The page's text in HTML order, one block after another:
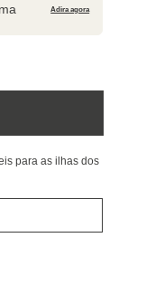
Adira agora
para as ilhas dos